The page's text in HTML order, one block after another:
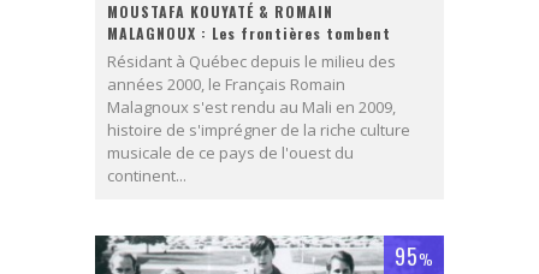
MOUSTAFA KOUYATÉ & ROMAIN
MALAGNOUX : Les frontières tombent
Résidant à Québec depuis le milieu des
années 2000, le Français Romain
Malagnoux s'est rendu au Mali en 2009,
histoire de s'imprégner de la riche culture
musicale de ce pays de l'ouest du
continent...
95%